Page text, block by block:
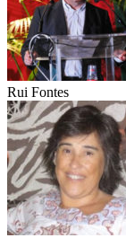
Rui Fontes